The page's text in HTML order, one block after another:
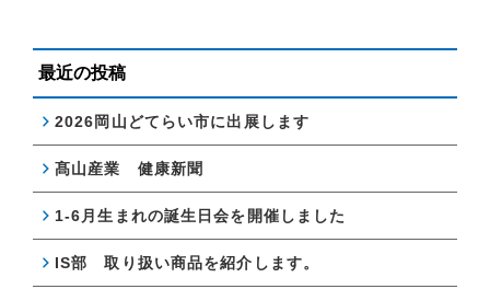
最近の投稿
2026岡山どてらい市に出展します
髙山産業 健康新聞
1-6月生まれの誕生日会を開催しました
IS部 取り扱い商品を紹介します。